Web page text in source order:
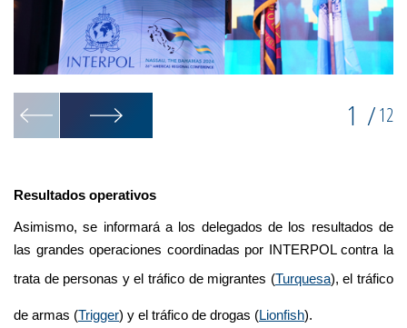
1 /12
Resultados operativos
Asimismo, se informará a los delegados de los resultados de
las grandes operaciones coordinadas por INTERPOL contra la
trata de personas y el tráfico de migrantes (Turquesa), el tráfico
de armas (Trigger) y el tráfico de drogas (Lionfish).